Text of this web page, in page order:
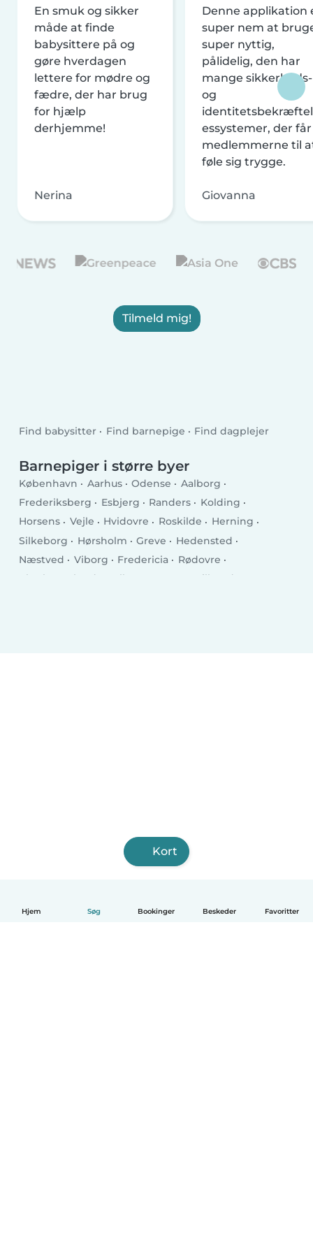
Hjem Søg Bookinger Beskeder Favoritter
En smuk og sikker
måde at finde
babysittere på og
gøre hverdagen
lettere for mødre og
fædre, der har brug
for hjælp
derhjemme!
Nerina
Denne applikation
super nem at
super nyttig,
pålidelig, den har
mange sikkerheds-
og
essystemer, der får
medlemmerne til
føle sig trygge.
Giovanna
Tilmeld mig!
Find babysitter Find barnepige Find dagplejer
Barnepiger i større byer
København Aarhus Odense
Aalborg
Frederiksberg
Esbjerg Randers
Kolding
Horsens
Vejle Hvidovre Roskilde
Herning
Silkeborg
Hørsholm Greve
Hedensted
Næstved
Viborg Fredericia
Rødovre
Charlottenlund
Ballerup Hillerød
Kort